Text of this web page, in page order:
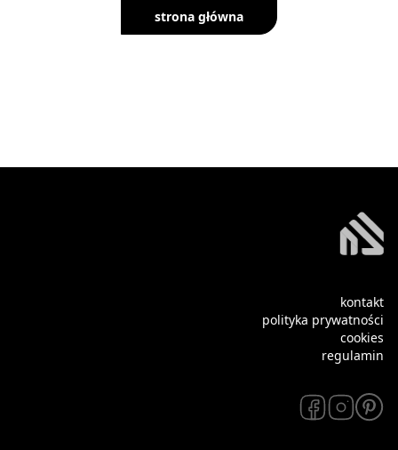
strona główna
kontakt
polityka prywatności
cookies
regulamin